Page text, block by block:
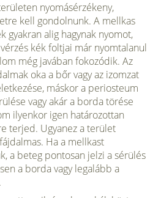
nyomásérzékeny,
kell gondolnunk. A mellkas
gyakran alig hagynak nyomot,
kék foltjai már nyomtalanul
még javában fokozódik. Az
oka a bőr vagy az izomzat
máskor a periosteum
vagy akár a borda törése
ilyenkor igen határozottan
terjed. Ugyanez a terület
Ha a mellkast
a beteg pontosan jelzi a sérülés
a borda vagy legalább a